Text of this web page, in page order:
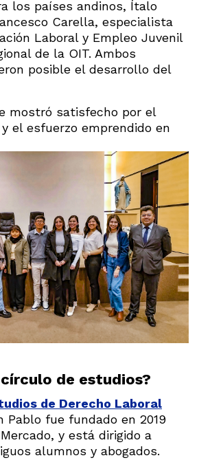
los países andinos, Ítalo
Carella, especialista
Laboral y Empleo Juvenil
de la OIT. Ambos
posible el desarrollo del
mostró satisfecho por el
el esfuerzo emprendido en
de estudios?
de Derecho Laboral
Pablo fue fundado en 2019
y está dirigido a
alumnos y abogados.